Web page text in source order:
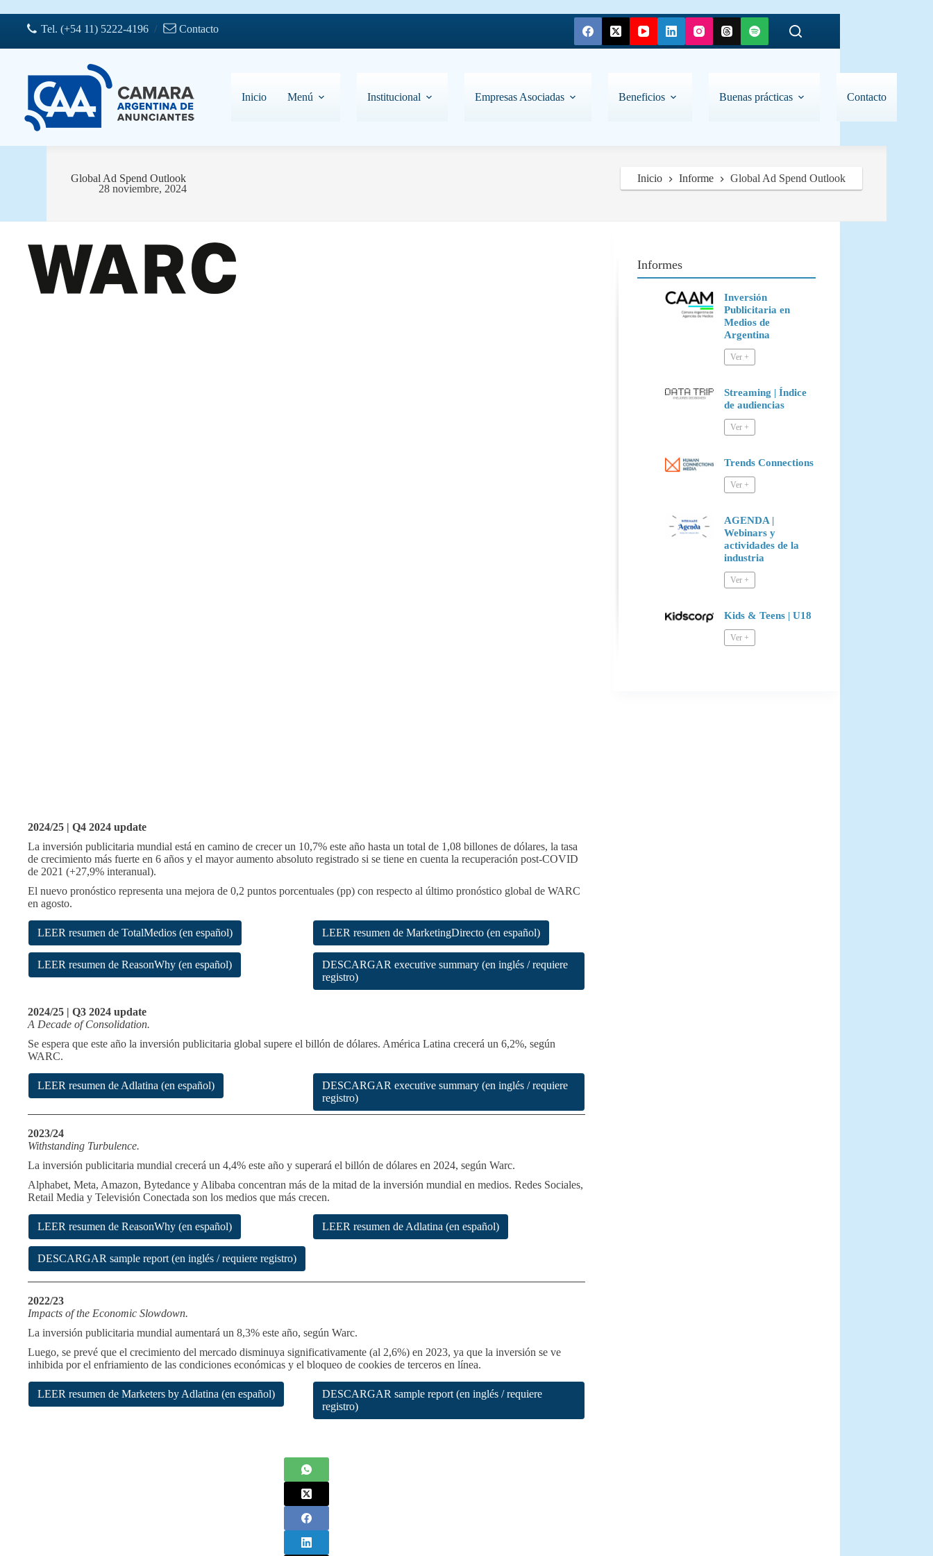
al
contenidoTel. (+54 11) 5222-4196/ Contacto
Inicio Menú Institucional Empresas Asociadas Beneficios Buenas prácticas Contacto
Global Ad Spend Outlook
28 noviembre, 2024
Inicio Informe Global Ad Spend Outlook
2024/25 | Q4 2024 update
La inversión publicitaria mundial está en camino de crecer un 10,7% este año hasta un total de 1,08 billones de dólares, la tasa
de crecimiento más fuerte en 6 años y el mayor aumento absoluto registrado si se tiene en cuenta la recuperación post-COVID
de 2021 (+27,9% interanual).
El nuevo pronóstico representa una mejora de 0,2 puntos porcentuales (pp) con respecto al último pronóstico global de WARC
en agosto.
LEER resumen de TotalMedios (en español) LEER resumen de MarketingDirecto (en español)
LEER resumen de ReasonWhy (en español)
DESCARGAR executive summary (en inglés / requiere
registro)
2024/25 | Q3 2024 update
A Decade of Consolidation.
Se espera que este año la inversión publicitaria global supere el billón de dólares. América Latina crecerá un 6,2%, según
WARC.
LEER resumen de Adlatina (en español)
DESCARGAR executive summary (en inglés / requiere
registro)
2023/24
Withstanding Turbulence.
La inversión publicitaria mundial crecerá un 4,4% este año y superará el billón de dólares en 2024, según Warc.
Alphabet, Meta, Amazon, Bytedance y Alibaba concentran más de la mitad de la inversión mundial en medios. Redes Sociales,
Retail Media y Televisión Conectada son los medios que más crecen.
LEER resumen de ReasonWhy (en español) LEER resumen de Adlatina (en español)
DESCARGAR sample report (en inglés / requiere registro)
2022/23
Impacts of the Economic Slowdown.
La inversión publicitaria mundial aumentará un 8,3% este año, según Warc.
Luego, se prevé que el crecimiento del mercado disminuya significativamente (al 2,6%) en 2023, ya que la inversión se ve
inhibida por el enfriamiento de las condiciones económicas y el bloqueo de cookies de terceros en línea.
LEER resumen de Marketers by Adlatina (en español)
DESCARGAR sample report (en inglés / requiere
registro)
Informes
Inversión
Publicitaria en
Medios de
Argentina
Streaming | Índice
de audiencias
Trends Connections
AGENDA |
Webinars y
actividades de la
industria
Kids & Teens | U18